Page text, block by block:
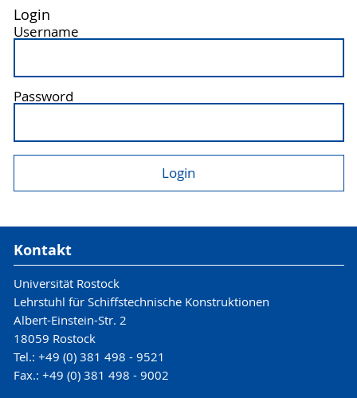
Login
Username
Password
Kontakt
Universität Rostock
Lehrstuhl für Schiffstechnische Konstruktionen
Albert-Einstein-Str. 2
18059 Rostock
Tel.: +49 (0) 381 498 - 9521
Fax.: +49 (0) 381 498 - 9002